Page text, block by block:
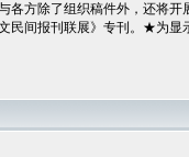
各方除了组织稿件外，还将
民间报刊联展》专刊。★为显